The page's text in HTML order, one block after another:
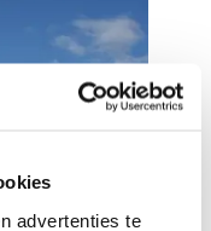
advertenties te